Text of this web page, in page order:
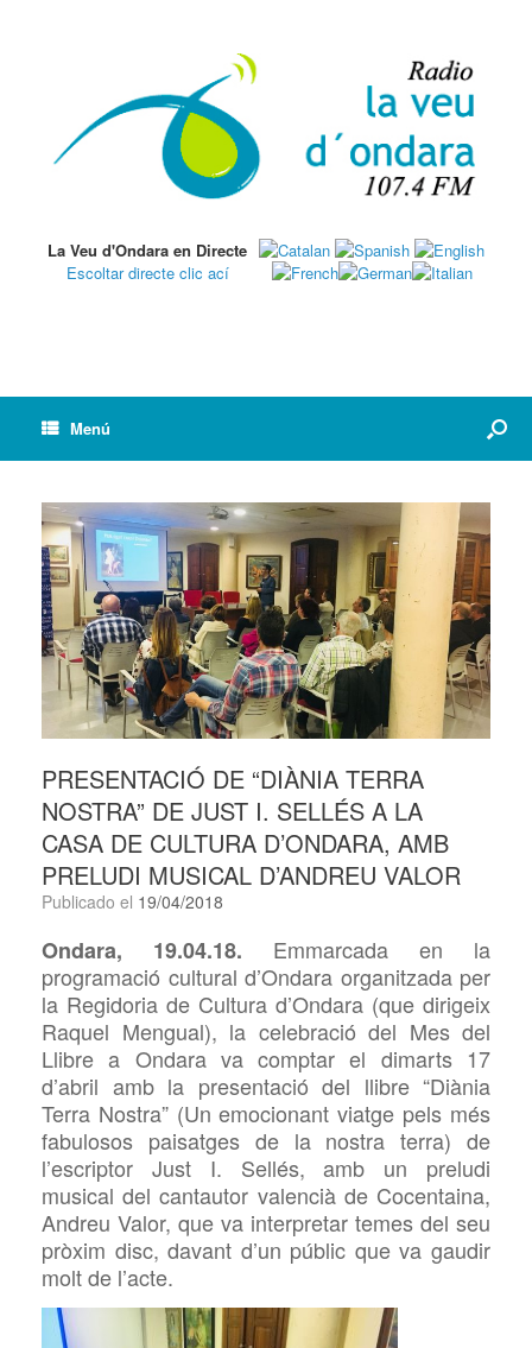
La Veu d'Ondara en Directe
Escoltar directe clic ací
Menú
PRESENTACIÓ DE “DIÀNIA TERRA
NOSTRA” DE JUST I. SELLÉS A LA
CASA DE CULTURA D’ONDARA, AMB
PRELUDI MUSICAL D’ANDREU VALOR
Publicado el 19/04/2018
Ondara, 19.04.18. Emmarcada en la
programació cultural d’Ondara organitzada per
la Regidoria de Cultura d’Ondara (que dirigeix
Raquel Mengual), la celebració del Mes del
Llibre a Ondara va comptar el dimarts 17
d’abril amb la presentació del llibre “Diània
Terra Nostra” (Un emocionant viatge pels més
fabulosos paisatges de la nostra terra) de
l’escriptor Just I. Sellés, amb un preludi
musical del cantautor valencià de Cocentaina,
Andreu Valor, que va interpretar temes del seu
pròxim disc, davant d’un públic que va gaudir
molt de l’acte.